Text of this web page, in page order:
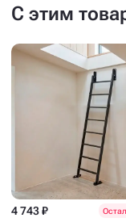
С этим
4 743 ₽